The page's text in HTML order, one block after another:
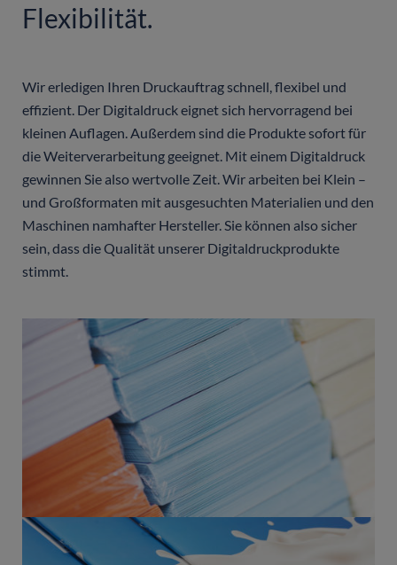
Flexibilität.
Wir erledigen Ihren Druckauftrag schnell, flexibel und
effizient. Der Digitaldruck eignet sich hervorragend bei
kleinen Auflagen. Außerdem sind die Produkte sofort für
die Weiterverarbeitung geeignet. Mit einem Digitaldruck
gewinnen Sie also wertvolle Zeit. Wir arbeiten bei Klein –
und Großformaten mit ausgesuchten Materialien und den
Maschinen namhafter Hersteller. Sie können also sicher
sein, dass die Qualität unserer Digitaldruckprodukte
stimmt.